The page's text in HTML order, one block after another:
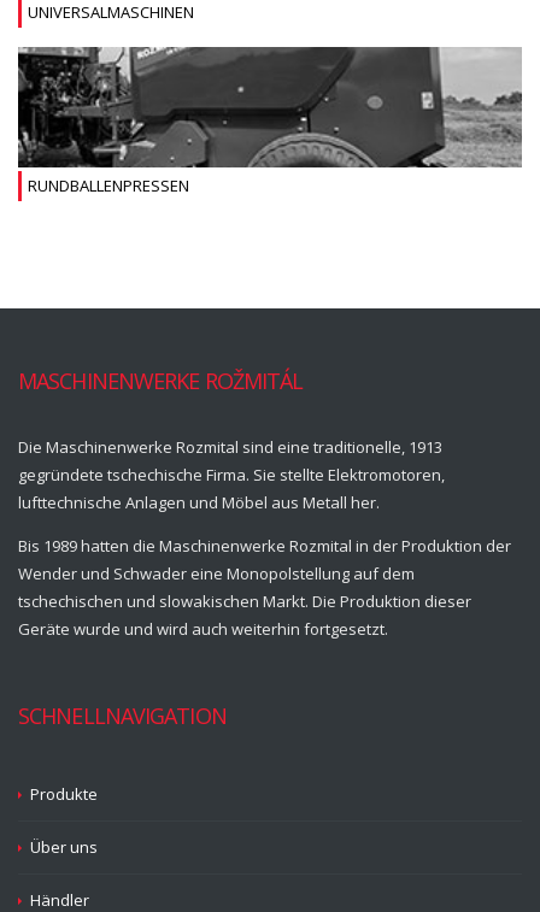
UNIVERSALMASCHINEN
RUNDBALLENPRESSEN
MASCHINENWERKE ROŽMITÁL
Die Maschinenwerke Rozmital sind eine traditionelle, 1913
gegründete tschechische Firma. Sie stellte Elektromotoren,
lufttechnische Anlagen und Möbel aus Metall her.
Bis 1989 hatten die Maschinenwerke Rozmital in der Produktion der
Wender und Schwader eine Monopolstellung auf dem
tschechischen und slowakischen Markt. Die Produktion dieser
Geräte wurde und wird auch weiterhin fortgesetzt.
SCHNELLNAVIGATION
Produkte
Über uns
Händler